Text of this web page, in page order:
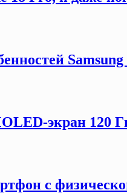
экран 120
с